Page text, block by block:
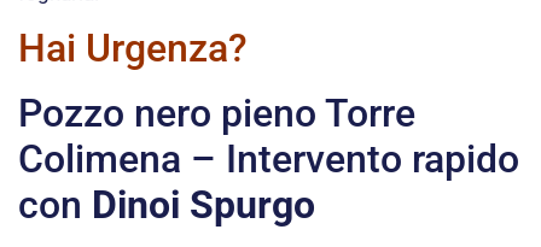
Hai Urgenza?
Pozzo nero pieno Torre
Colimena – Intervento rapido
con Dinoi Spurgo